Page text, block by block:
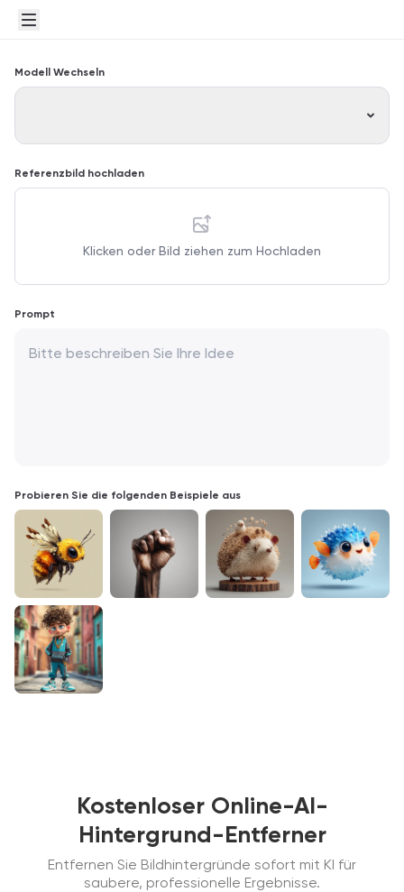
Modell Wechseln
Referenzbild hochladen
Klicken oder Bild ziehen zum Hochladen
Prompt
Probieren Sie die folgenden Beispiele aus
Kostenloser Online-AI-
Hintergrund-Entferner
Entfernen Sie Bildhintergründe sofort mit KI für
saubere, professionelle Ergebnisse.